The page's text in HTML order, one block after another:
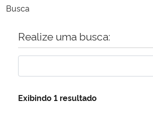
Ministério da Educação
Busca
Início do conteúdo
Realize uma busca:
Exibindo 1 resultado